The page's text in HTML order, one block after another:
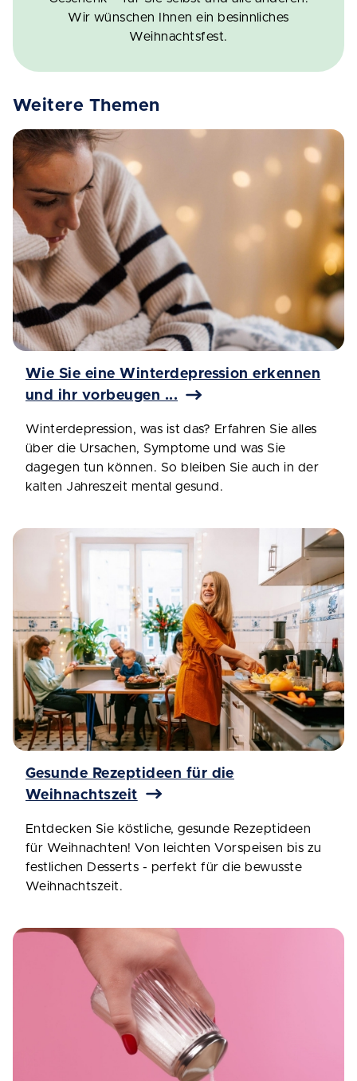
Wir wünschen Ihnen ein besinnliches
Weihnachtsfest.
Weitere Themen
Wie Sie eine Winterdepression erkennen
und ihr vorbeugen ...
Winterdepression, was ist das? Erfahren Sie alles
über die Ursachen, Symptome und was Sie
dagegen tun können. So bleiben Sie auch in der
kalten Jahreszeit mental gesund.
Gesunde Rezeptideen für die
Weihnachtszeit
Entdecken Sie köstliche, gesunde Rezeptideen
für Weihnachten! Von leichten Vorspeisen bis zu
festlichen Desserts - perfekt für die bewusste
Weihnachtszeit.